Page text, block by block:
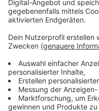
Männer von der
Deutscher Ring
eine Kopfbedeckung.
eine Jacke mit einem
Die genaue
Der erste Mann war
normale Statur. Er